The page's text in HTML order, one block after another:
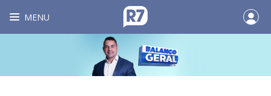
MENU